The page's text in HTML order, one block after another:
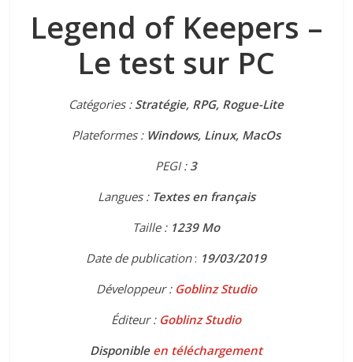
Legend of Keepers –
Le test sur PC
Catégories : Stratégie, RPG, Rogue-Lite
Plateformes : Windows, Linux, MacOs
PEGI :3
Langues :Textes en français
Taille :1239 Mo
Date de publication: 19/03/2019
Développeur : Goblinz Studio
Éditeur : Goblinz Studio
Disponible en téléchargement